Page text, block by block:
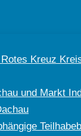
Kreuz
und Markt